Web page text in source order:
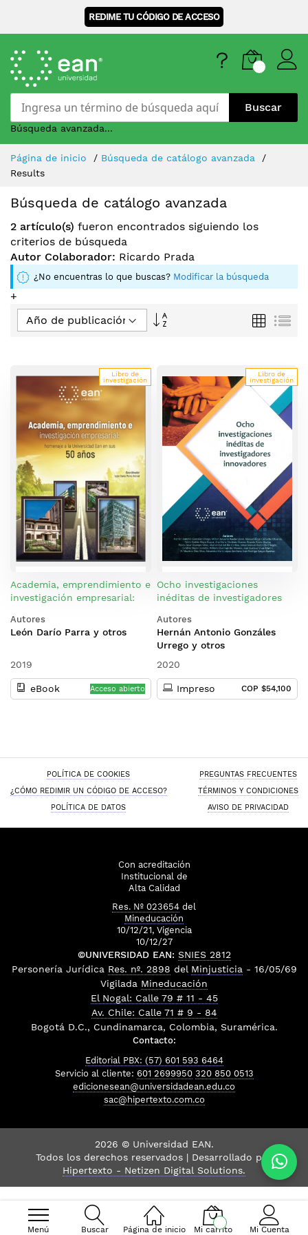
REDIME TU CÓDIGO DE ACCESO
Buscar
Búsqueda avanzada...
Menú Buscar Página de inicio Mi carrito Mi Cuenta
Skip
Content
Página de inicio
Búsqueda de catálogo avanzada
Results
Búsqueda de catálogo avanzada
2 artículo(s) fueron encontrados siguiendo los
criterios de búsqueda
Autor Colaborador: Ricardo Prada
¿No encuentras lo que buscas? Modificar la búsqueda
+
Fijar
Parrilla
Libro de
investigación
Academia, emprendimiento e
investigación empresarial:
Autores
León Darío Parra y otros
2019
eBook Acceso abierto
Libro de
investigación
Ocho investigaciones
inéditas de investigadores
Autores
Hernán Antonio Gonzáles
Urrego y otros
2020
Impreso COP $54,100
POLÍTICA DE COOKIES
PREGUNTAS FRECUENTES
¿CÓMO REDIMIR UN CÓDIGO DE ACCESO?
TÉRMINOS Y CONDICIONES
POLÍTICA DE DATOS
AVISO DE PRIVACIDAD
Con acreditación
Institucional de
Alta Calidad
Res. Nº 023654 del
Mineducación
10/12/21, Vigencia
10/12/27
©UNIVERSIDAD EAN: SNIES 2812
Personería Jurídica Res. nº. 2898 del Minjusticia - 16/05/69
Vigilada Mineducación
El Nogal: Calle 79 # 11 - 45
Av. Chile: Calle 71 # 9 - 84
Bogotá D.C., Cundinamarca, Colombia, Suramérica.
Contacto:
Editorial PBX: (57) 601 593 6464
Servicio al cliente: 601 2699950 320 850 0513
edicionesean@universidadean.edu.co
sac@hipertexto.com.co
2026 © Universidad EAN.
Todos los derechos reservados | Desarrollado por
Hipertexto - Netizen Digital Solutions.